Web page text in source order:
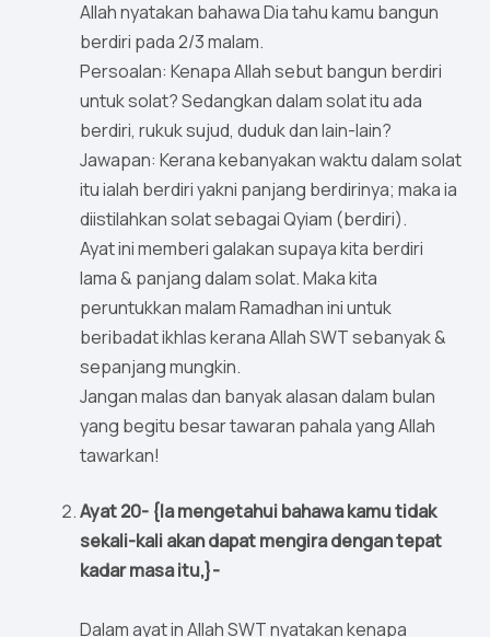
Allah nyatakan bahawa Dia tahu kamu bangun
berdiri pada 2/3 malam.
Persoalan: Kenapa Allah sebut bangun berdiri
untuk solat? Sedangkan dalam solat itu ada
berdiri, rukuk sujud, duduk dan lain-lain?
Jawapan: Kerana kebanyakan waktu dalam solat
itu ialah berdiri yakni panjang berdirinya; maka ia
diistilahkan solat sebagai Qyiam (berdiri).
Ayat ini memberi galakan supaya kita berdiri
lama & panjang dalam solat. Maka kita
peruntukkan malam Ramadhan ini untuk
beribadat ikhlas kerana Allah SWT sebanyak &
sepanjang mungkin.
Jangan malas dan banyak alasan dalam bulan
yang begitu besar tawaran pahala yang Allah
tawarkan!
Ayat 20- {Ia mengetahui bahawa kamu tidak
sekali-kali akan dapat mengira dengan tepat
kadar masa itu,}-
Dalam ayat in Allah SWT nyatakan kenapa